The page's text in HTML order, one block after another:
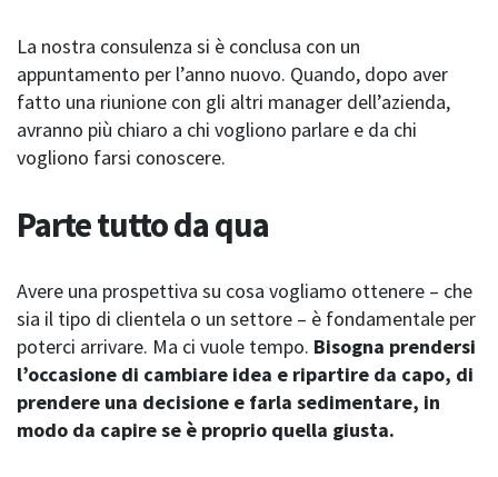
La nostra consulenza si è conclusa con un
appuntamento per l’anno nuovo. Quando, dopo aver
fatto una riunione con gli altri manager dell’azienda,
avranno più chiaro a chi vogliono parlare e da chi
vogliono farsi conoscere.
Parte tutto da qua
Avere una prospettiva su cosa vogliamo ottenere – che
sia il tipo di clientela o un settore – è fondamentale per
poterci arrivare. Ma ci vuole tempo. Bisogna prendersi
l’occasione di cambiare idea e ripartire da capo, di
prendere una decisione e farla sedimentare, in
modo da capire se è proprio quella giusta.